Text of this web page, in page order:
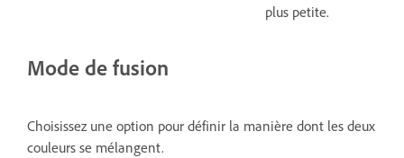
plus petite.
Mode de fusion
Choisissez une option pour définir la manière dont les deux
couleurs se mélangent.